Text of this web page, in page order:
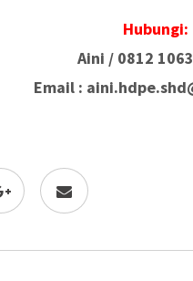
Hubungi:
Aini / 0812
Email :